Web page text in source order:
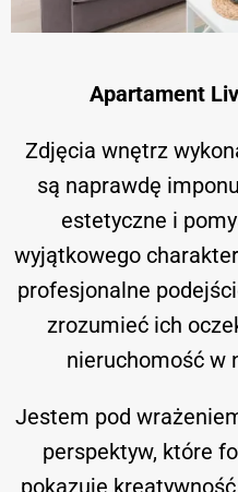
Apartament
Zdjęcia wnętrz
są naprawdę
estetyczne i
wyjątkowego
profesjonalne
zrozumieć ich
nieruchomość w
Jestem pod
perspektyw, które
pokazuje